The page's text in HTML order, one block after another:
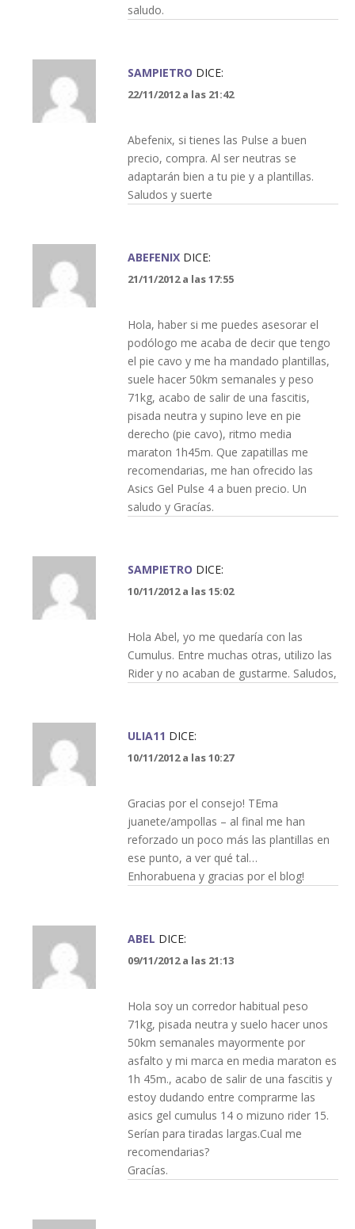
saludo.
SAMPIETRO DICE:
22/11/2012 a las 21:42
Abefenix, si tienes las Pulse a buen
precio, compra. Al ser neutras se
adaptarán bien a tu pie y a plantillas.
Saludos y suerte
ABEFENIX DICE:
21/11/2012 a las 17:55
Hola, haber si me puedes asesorar el
podólogo me acaba de decir que tengo
el pie cavo y me ha mandado plantillas,
suele hacer 50km semanales y peso
71kg, acabo de salir de una fascitis,
pisada neutra y supino leve en pie
derecho (pie cavo), ritmo media
maraton 1h45m. Que zapatillas me
recomendarias, me han ofrecido las
Asics Gel Pulse 4 a buen precio. Un
saludo y Gracías.
SAMPIETRO DICE:
10/11/2012 a las 15:02
Hola Abel, yo me quedaría con las
Cumulus. Entre muchas otras, utilizo las
Rider y no acaban de gustarme. Saludos,
ULIA11 DICE:
10/11/2012 a las 10:27
Gracias por el consejo! TEma
juanete/ampollas – al final me han
reforzado un poco más las plantillas en
ese punto, a ver qué tal…
Enhorabuena y gracias por el blog!
ABEL DICE:
09/11/2012 a las 21:13
Hola soy un corredor habitual peso
71kg, pisada neutra y suelo hacer unos
50km semanales mayormente por
asfalto y mi marca en media maraton es
1h 45m., acabo de salir de una fascitis y
estoy dudando entre comprarme las
asics gel cumulus 14 o mizuno rider 15.
Serían para tiradas largas.Cual me
recomendarias?
Gracías.